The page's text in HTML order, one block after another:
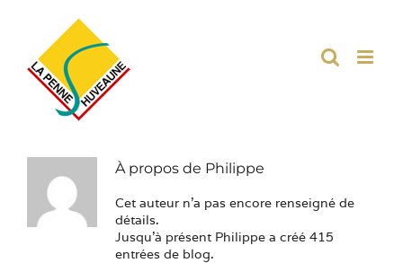
À propos de Philippe
Cet auteur n'a pas encore renseigné de
détails.
Jusqu'à présent Philippe a créé 415
entrées de blog.